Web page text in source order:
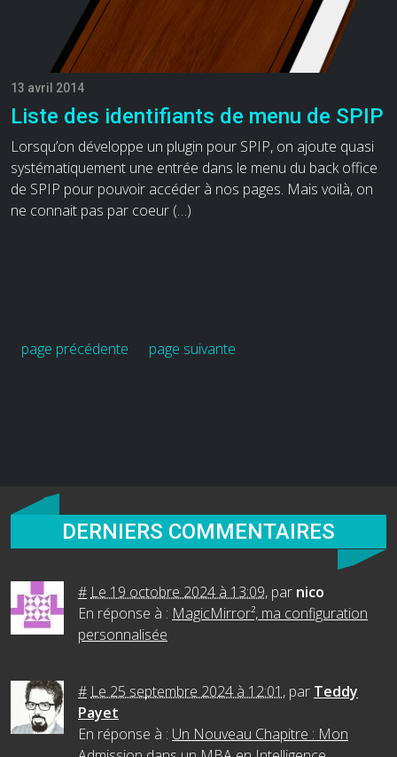
13 avril 2014
Liste des identifiants de menu de SPIP
Lorsqu’on développe un plugin pour SPIP, on ajoute quasi
systématiquement une entrée dans le menu du back office
de SPIP pour pouvoir accéder à nos pages. Mais voilà, on
ne connait pas par coeur (…)
page précédente page suivante
DERNIERS COMMENTAIRES
# Le 19 octobre 2024 à 13:09, par nico
En réponse à : MagicMirror², ma configuration
personnalisée
# Le 25 septembre 2024 à 12:01 , par Teddy
Payet
En réponse à : Un Nouveau Chapitre : Mon